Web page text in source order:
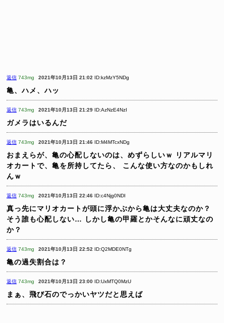
返信 743mg 2021年10月13日 21:02 ID:kzMzY5NDg
亀、ハメ、ハッ
返信 743mg 2021年10月13日 21:29 ID:AzNzE4NzI
ガメラはいるんだ
返信 743mg 2021年10月13日 21:46 ID:M4MTcxNDg
おまえらが、亀の心配しないのは、めずらしいｗ
リアルマリ
オカートで、亀を所持してたら、
こんな使い方なのかもしれ
んｗ
返信 743mg 2021年10月13日 22:46 ID:c4Njg0NDI
真っ先にマリオカートが頭に浮かぶから亀は大丈夫なのか？
そう誰も心配しない…
しかし亀の甲羅とかそんなに頑丈なの
か？
返信 743mg 2021年10月13日 22:52 ID:Q2MDE0NTg
亀の過失割合は？
返信 743mg 2021年10月13日 23:00 ID:UxMTQ0MzU
まぁ、飛び石のでっかいヤツだと思えば